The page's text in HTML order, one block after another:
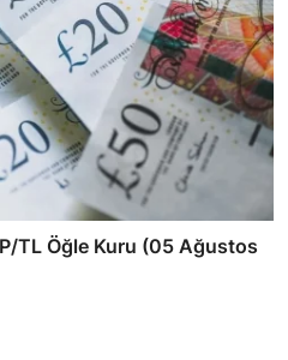
TL Öğle Kuru (05 Ağustos